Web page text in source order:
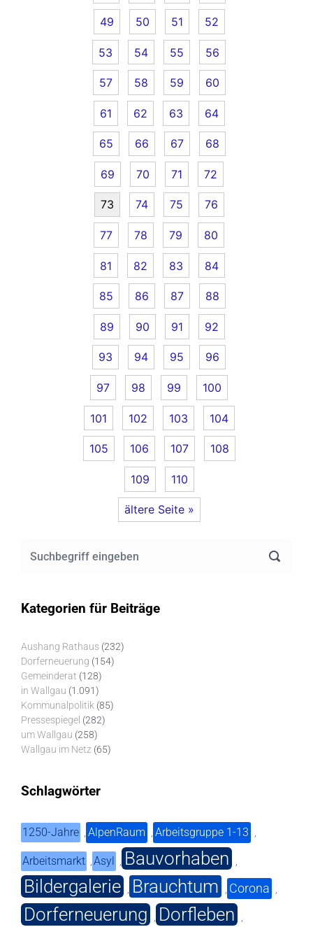
49 50 51 52
53 54 55 56
57 58 59 60
61 62 63 64
65 66 67 68
69 70 71 72
73 74 75 76
77 78 79 80
81 82 83 84
85 86 87 88
89 90 91 92
93 94 95 96
97 98 99 100
101 102 103 104
105 106 107 108
109 110
ältere Seite »
Kategorien für Beiträge
Aushang Rathaus (232)
Dorferneuerung (154)
Gemeinderat (128)
in Wallgau (1.091)
Kommunalpolitik (85)
Pressespiegel (282)
um Wallgau (258)
Wallgau im Netz (65)
Schlagwörter
1250-Jahre , AlpenRaum , Arbeitsgruppe 1-13 ,
Arbeitsmarkt ,Asyl , Bauvorhaben ,
Bildergalerie , Brauchtum , Corona ,
Dorferneuerung , Dorfleben ,